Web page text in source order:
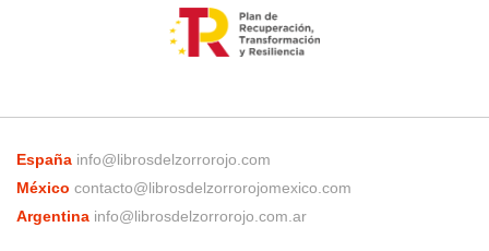
España info@librosdelzorrorojo.com
México contacto@librosdelzorrorojomexico.com
Argentina info@librosdelzorrorojo.com.ar